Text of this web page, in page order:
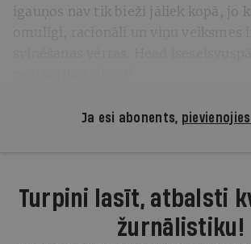
igauņos nav tik bieži jāliek kopā, jo
Ja esi abonents,
Turpini lasīt, atbalsti
žurnālistiku!